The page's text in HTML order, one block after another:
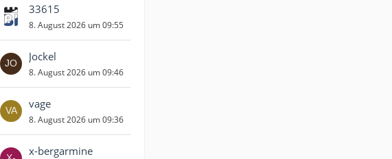
33615
8. August 2026 um 09:55
Jockel
8. August 2026 um 09:46
vage
8. August 2026 um 09:36
x-bergarmine